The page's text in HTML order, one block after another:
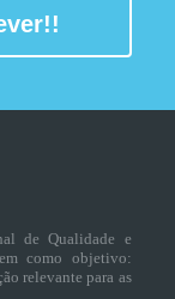
de Qualidade e
como objetivo:
relevante para as